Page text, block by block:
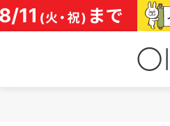
コ
ン
テ